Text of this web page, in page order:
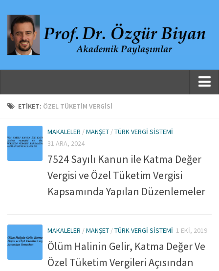
Ana Sayfa
Özgeçmiş
Yayınlanmış Çalışmalar
Danışmanlıklar, Jüri Üyelikleri ve Atıflar
Öğrenci
For Englısh
ETIKET: ÖZEL TÜKETIM VERGISI
MAKALELER /MANŞET /TÜRK VERGI SISTEMI
31 ARA, 2024
7524 Sayılı Kanun ile Katma Değer
Vergisi ve Özel Tüketim Vergisi
Kapsamında Yapılan Düzenlemeler
MAKALELER /MANŞET /TÜRK VERGI SISTEMI 1 EKI, 2019
Ölüm Halinin Gelir, Katma Değer Ve
Özel Tüketim Vergileri Açısından